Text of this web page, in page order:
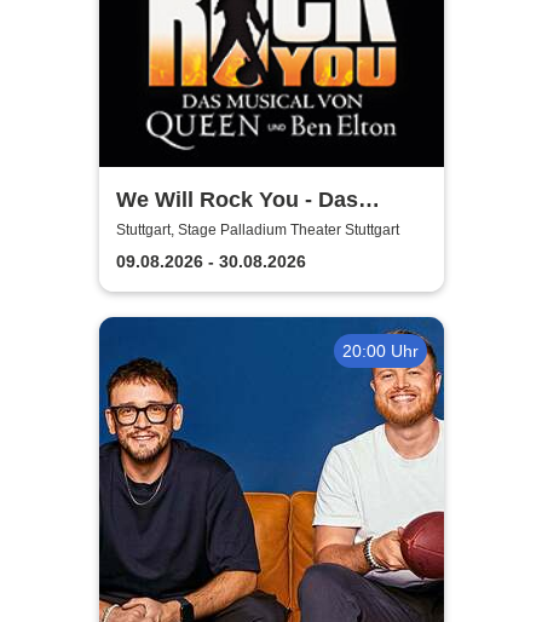
We Will Rock You - Das
Musical in Stuttgart
Stuttgart, Stage Palladium Theater Stuttgart
09.08.2026 - 30.08.2026
20:00 Uhr